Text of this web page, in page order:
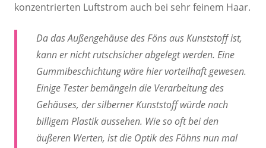
konzentrierten Luftstrom auch bei sehr feinem Haar.
Da das Außengehäuse des Föns aus Kunststoff ist,
kann er nicht rutschsicher abgelegt werden. Eine
Gummibeschichtung wäre hier vorteilhaft gewesen.
Einige Tester bemängeln die Verarbeitung des
Gehäuses, der silberner Kunststoff würde nach
billigem Plastik aussehen. Wie so oft bei den
äußeren Werten, ist die Optik des Föhns nun mal